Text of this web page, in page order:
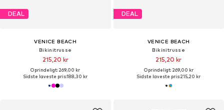
DEAL
VENICE BEACH
Bikinitrusse
215,20 kr
Oprindeligt: 269,00 kr
Sidste laveste pris:188,30 kr
DEAL
VENICE BEACH
Bikinitrusse
215,20 kr
Oprindeligt: 269,00 kr
Sidste laveste pris:215,20 kr